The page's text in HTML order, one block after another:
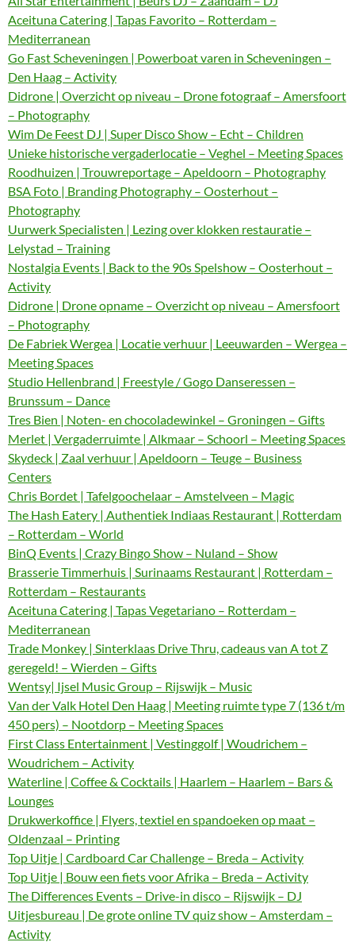
Aceituna Catering | Tapas Favorito – Rotterdam –
Mediterranean
Go Fast Scheveningen | Powerboat varen in Scheveningen –
Den Haag – Activity
Didrone | Overzicht op niveau – Drone fotograaf – Amersfoort
– Photography
Wim De Feest DJ | Super Disco Show – Echt – Children
Unieke historische vergaderlocatie – Veghel – Meeting Spaces
Roodhuizen | Trouwreportage – Apeldoorn – Photography
BSA Foto | Branding Photography – Oosterhout –
Photography
Uurwerk Specialisten | Lezing over klokken restauratie –
Lelystad – Training
Nostalgia Events | Back to the 90s Spelshow – Oosterhout –
Activity
Didrone | Drone opname – Overzicht op niveau – Amersfoort
– Photography
De Fabriek Wergea | Locatie verhuur | Leeuwarden – Wergea –
Meeting Spaces
Studio Hellenbrand | Freestyle / Gogo Danseressen –
Brunssum – Dance
Tres Bien | Noten- en chocoladewinkel – Groningen – Gifts
Merlet | Vergaderruimte | Alkmaar – Schoorl – Meeting Spaces
Skydeck | Zaal verhuur | Apeldoorn – Teuge – Business
Centers
Chris Bordet | Tafelgoochelaar – Amstelveen – Magic
The Hash Eatery | Authentiek Indiaas Restaurant | Rotterdam
– Rotterdam – World
BinQ Events | Crazy Bingo Show – Nuland – Show
Brasserie Timmerhuis | Surinaams Restaurant | Rotterdam –
Rotterdam – Restaurants
Aceituna Catering | Tapas Vegetariano – Rotterdam –
Mediterranean
Trade Monkey | Sinterklaas Drive Thru, cadeaus van A tot Z
geregeld! – Wierden – Gifts
Wentsy| Ijsel Music Group – Rijswijk – Music
Van der Valk Hotel Den Haag | Meeting ruimte type 7 (136 t/m
450 pers) – Nootdorp – Meeting Spaces
First Class Entertainment | Vestinggolf | Woudrichem –
Woudrichem – Activity
Waterline | Coffee & Cocktails | Haarlem – Haarlem – Bars &
Lounges
Drukwerkoffice | Flyers, textiel en spandoeken op maat –
Oldenzaal – Printing
Top Uitje | Cardboard Car Challenge – Breda – Activity
Top Uitje | Bouw een fiets voor Afrika – Breda – Activity
The Differences Events – Drive-in disco – Rijswijk – DJ
Uitjesbureau | De grote online TV quiz show – Amsterdam –
Activity